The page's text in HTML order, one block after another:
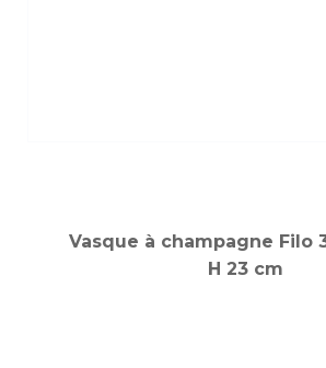
Vasque à champagne Filo
H 23 cm